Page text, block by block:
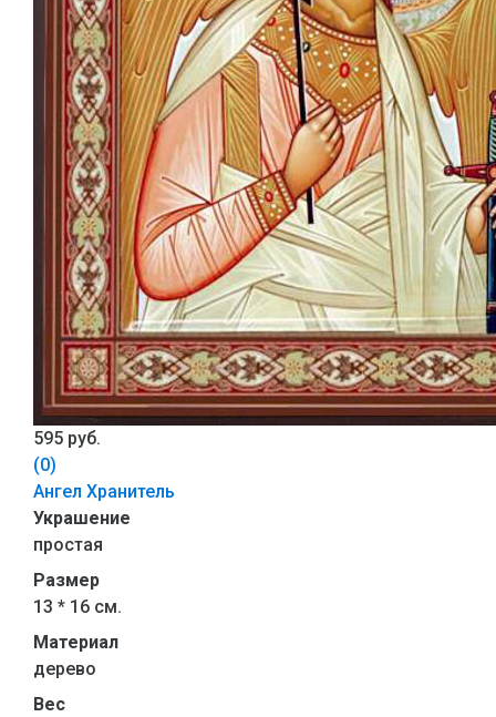
595 руб.
(0)
Ангел Хранитель
Украшение
простая
Размер
13 * 16 см.
Материал
дерево
Вес